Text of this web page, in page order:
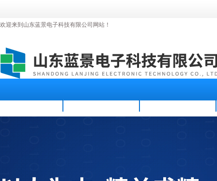
欢迎来到山东蓝景电子科技有限公司网站！